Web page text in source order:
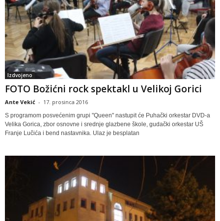
Izdvojeno
FOTO Božićni rock spektakl u Velikoj Gorici
Ante Vekić - 17. prosinca 2016
S programom posvećenim grupi "Queen" nastupit će Puhački orkestar DVD-a
Velika Gorica, zbor osnovne i srednje glazbene škole, gudački orkestar UŠ
Franje Lučića i bend nastavnika. Ulaz je besplatan